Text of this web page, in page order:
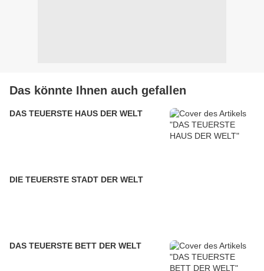
Das könnte Ihnen auch gefallen
DAS TEUERSTE HAUS DER WELT
DIE TEUERSTE STADT DER WELT
DAS TEUERSTE BETT DER WELT